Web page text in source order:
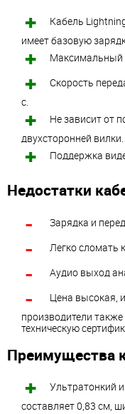
Кабель
имеет базовую
Максимальный
Скорость
с.
Не зависит от
двухсторонней вилки.
Поддержка
Недостатки
Зарядка и
Легко сломать
Аудио выход
Цена высокая,
производители
техническую
Преимущества
Ультратонкий
составляет 0,83 см,